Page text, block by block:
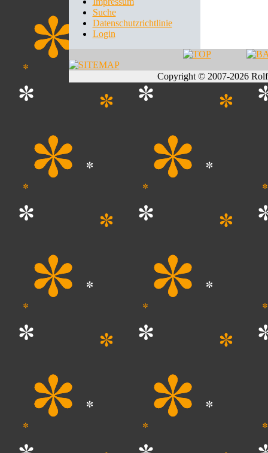
Suche
Datenschutzrichtlinie
Login
Copyright © 2007-2026